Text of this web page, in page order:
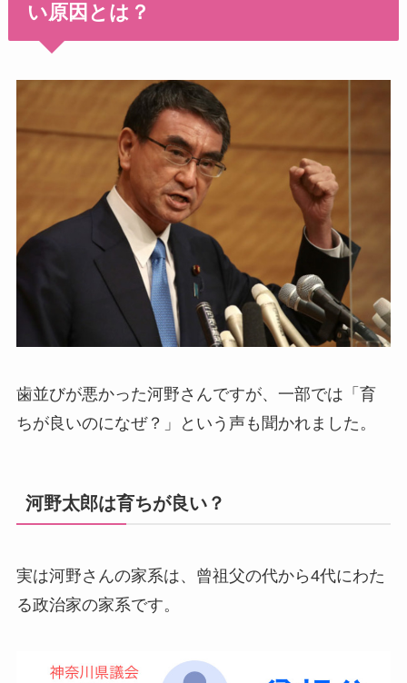
い原因とは？
歯並びが悪かった河野さんですが、一部では「育
ちが良いのになぜ？」という声も聞かれました。
河野太郎は育ちが良い？
実は河野さんの家系は、曾祖父の代から4代にわた
る政治家の家系です。